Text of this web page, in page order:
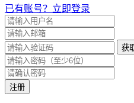
已有账号？立即登录
获
注册